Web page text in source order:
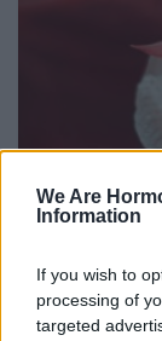
We Are
Information
If you wish to
processing of
targeted